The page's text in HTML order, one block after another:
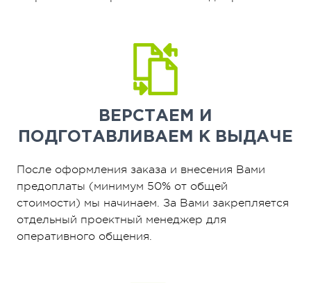
ВЕРСТАЕМ И
ПОДГОТАВЛИВАЕМ К ВЫДАЧЕ
После оформления заказа и внесения Вами
предоплаты (минимум 50% от общей
стоимости) мы начинаем. За Вами закрепляется
отдельный проектный менеджер для
оперативного общения.